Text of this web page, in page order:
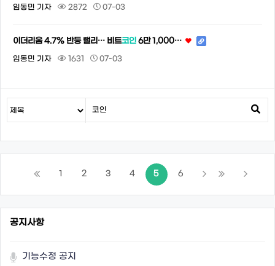
임동민 기자 2872 07-03
이더리움 4.7% 반등 랠리… 비트코인 6만 1,000…
임동민 기자 1631 07-03
1 2 3 4 5 6
공지사항
기능수정 공지